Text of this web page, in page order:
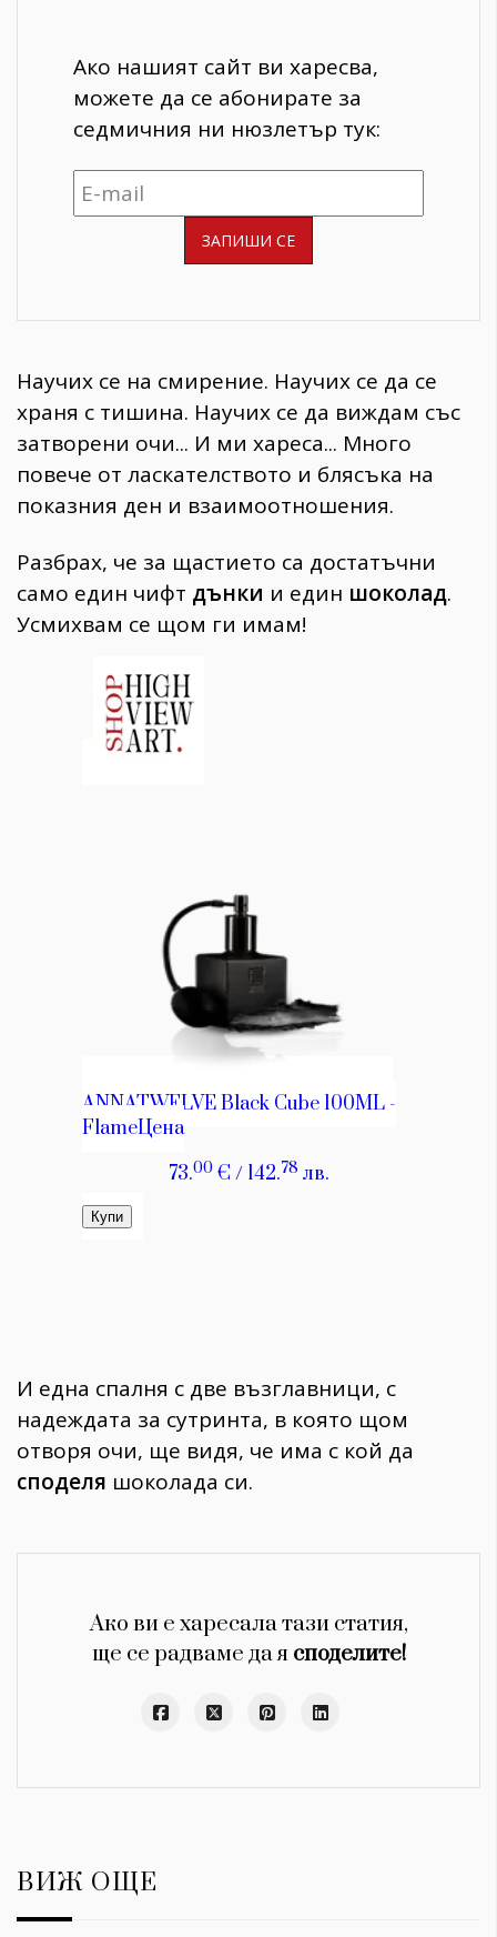
Ако нашият сайт ви харесва,
можете да се абонирате за
седмичния ни нюзлетър тук:
Научих се на смирение. Научих се да се
храня с тишина. Научих се да виждам със
затворени очи... И ми хареса... Много
повече от ласкателството и блясъка на
показния ден и взаимоотношения.
Разбрах, че за щастието са достатъчни
само един чифт дънки и един шоколад.
Усмихвам се щом ги имам!
И една спалня с две възглавници, с
надеждата за сутринта, в която щом
отворя очи, ще видя, че има с кой да
споделя шоколада си.
Ако ви е харесала тази статия,
ще се радваме да я споделите!
ВИЖ ОЩЕ